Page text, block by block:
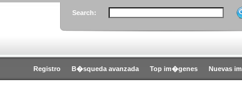
Search:
Registro B�squeda avanzada Top im�genes Nuevas